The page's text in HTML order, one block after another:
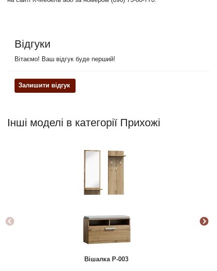
Відгуки
Вітаємо! Ваш відгук буде перший!
Залишити відгук
Інші моделі в категорії Прихожі
Вішалка P-003